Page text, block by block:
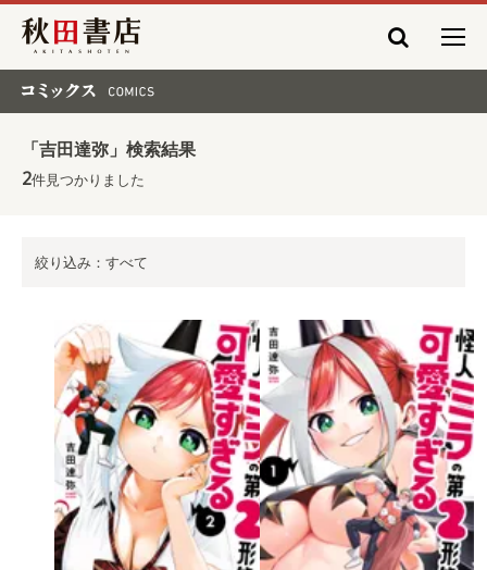
秋田書店
「吉田達弥」検索結果
2件見つかりました
絞り込み：すべて